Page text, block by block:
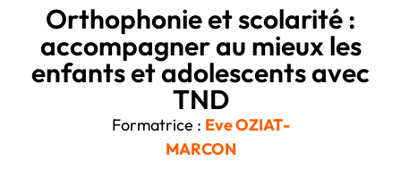
Orthophonie et scolarité :
accompagner au mieux les
enfants et adolescents avec
TND
Formatrice : Eve OZIAT-
MARCON